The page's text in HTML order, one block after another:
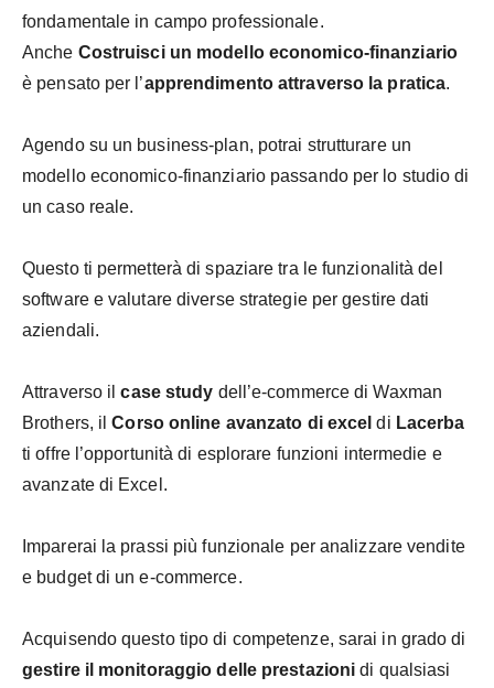
fondamentale in campo professionale.
Anche Costruisci un modello economico-finanziario
è pensato per l’apprendimento attraverso la pratica.
Agendo su un business-plan, potrai strutturare un
modello economico-finanziario passando per lo studio di
un caso reale.
Questo ti permetterà di spaziare tra le funzionalità del
software e valutare diverse strategie per gestire dati
aziendali.
Attraverso ilcase study dell’e-commerce di Waxman
Brothers, ilCorso online avanzato di excel di Lacerba
ti offre l’opportunità di esplorare funzioni intermedie e
avanzate di Excel.
Imparerai la prassi più funzionale per analizzare vendite
e budget di un e-commerce.
Acquisendo questo tipo di competenze, sarai in grado di
gestire il monitoraggio delle prestazioni di qualsiasi